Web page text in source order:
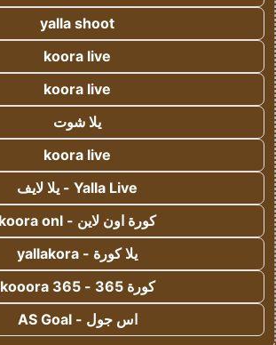
yalla shoot
koora live
koora live
يلا شوت
koora live
Yalla Live - يلا لايف
كورة اون لاين - koora onl
يلا كورة - yallakora
كورة 365 - kooora 365
اس جول - AS Goal